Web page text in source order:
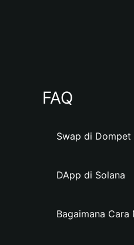
FAQ
Swap di Dompet
DApp di Solana
Bagaimana